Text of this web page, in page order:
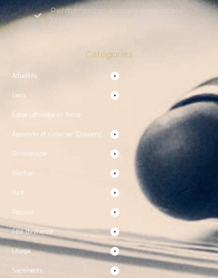
Permanences accueil paroissiale
Mardi au samedi de 9:30 à 12:00
Catégories
Actualités
Liens
Église catholique en France
Apprendre et s’informer (Dossiers)
Christianisme
Diocèse
Curé
Paroisse
Fête chrétienne
Liturgie
Sacrements